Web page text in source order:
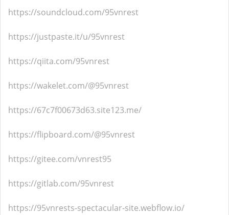
https://soundcloud.com/95vnrest
https://justpaste.it/u/95vnrest
https://qiita.com/95vnrest
https://wakelet.com/@95vnrest
https://67c7f00673d63.site123.me/
https://flipboard.com/@95vnrest
https://gitee.com/vnrest95
https://gitlab.com/95vnrest
https://95vnrests-spectacular-site.webflow.io/